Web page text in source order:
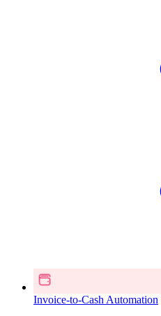
Invoice-to-Cash Automation